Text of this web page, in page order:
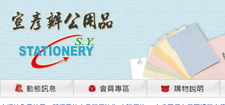
茲因國際情勢變化石油及塑化原物料波動漲幅甚大，部份上游供應商已採取